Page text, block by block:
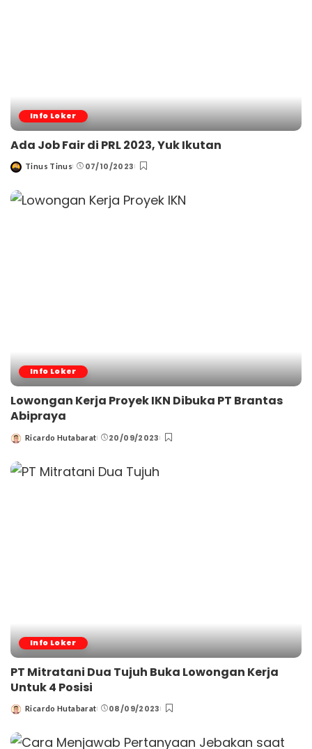
Info Loker
Ada Job Fair di PRL 2023, Yuk Ikutan
Posted
Tinus Tinus 07/10/2023
Info Loker
Lowongan Kerja Proyek IKN Dibuka PT Brantas
Abipraya
Posted
Ricardo Hutabarat 20/09/2023
Info Loker
PT Mitratani Dua Tujuh Buka Lowongan Kerja
Untuk 4 Posisi
Posted
Ricardo Hutabarat 08/09/2023